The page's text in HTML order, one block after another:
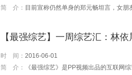
简 介： 目前宣称仍然单身的郑元畅坦言，女朋友可遇不可求，为了找到心仪的女孩，他也在尝试改变自己，对于自己的前任，
【最强综艺】一周综艺汇：林依
时 间： 2016-06-01
简 介：
《最强综艺》是PP视频出品的互联网综艺